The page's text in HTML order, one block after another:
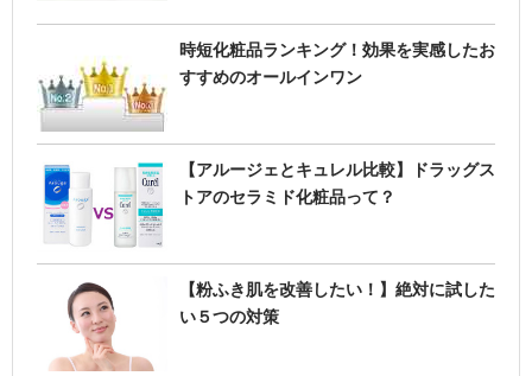
時短化粧品ランキング！効果を実感したお
すすめのオールインワン
【アルージェとキュレル比較】ドラッグス
トアのセラミド化粧品って？
【粉ふき肌を改善したい！】絶対に試した
い５つの対策